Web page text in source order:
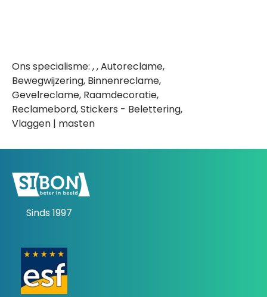
Ons specialisme: , , Autoreclame,
Bewegwijzering, Binnenreclame,
Gevelreclame, Raamdecoratie,
Reclamebord, Stickers - Belettering,
Vlaggen | masten
Sinds 1997